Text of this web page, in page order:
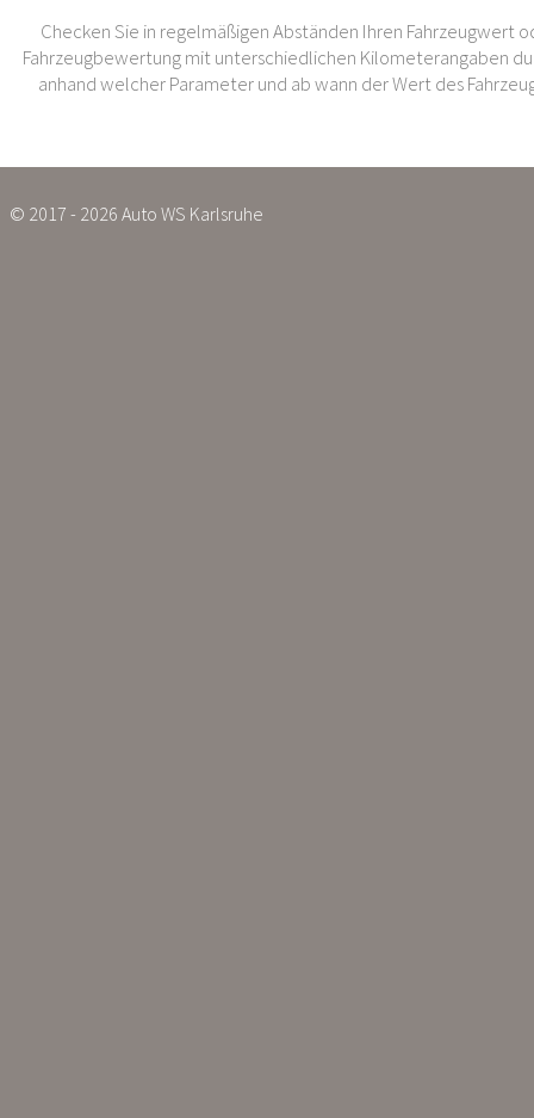
Checken Sie in regelmäßigen Abständen Ihren Fahrzeugwert
Fahrzeugbewertung mit unterschiedlichen Kilometerangaben
anhand welcher Parameter und ab wann der Wert des
© 2017 - 2026 Auto WS Karlsruhe